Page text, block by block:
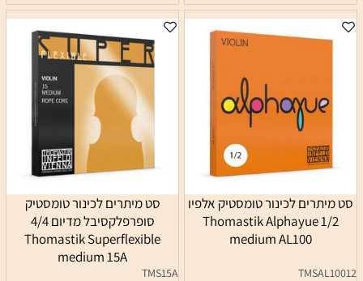
סט מיתרים לכינור טומסטיק אלפיו
1/2 Thomastik Alphayue
medium AL100
TMSAL10012
סט מיתרים לכינור טומסטיק
סופרפלקסיבל מדיום 4/4
Thomastik Superflexible
medium 15A
TMS15A